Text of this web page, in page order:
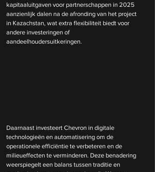
kapitaaluitgaven voor partnerschappen in 2025
aanzienlijk dalen na de afronding van het project
in Kazachstan, wat extra flexibiliteit biedt voor
andere investeringen of
aandeelhoudersuitkeringen.
Daarnaast investeert Chevron in digitale
technologieën en automatisering om de
operationele efficiëntie te verbeteren en de
milieueffecten te verminderen. Deze benadering
weerspiegelt een balans tussen traditie en